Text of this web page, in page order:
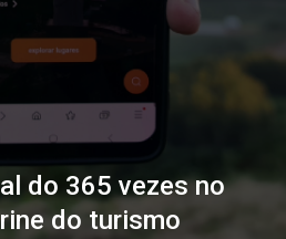
do 365 vezes no
do turismo